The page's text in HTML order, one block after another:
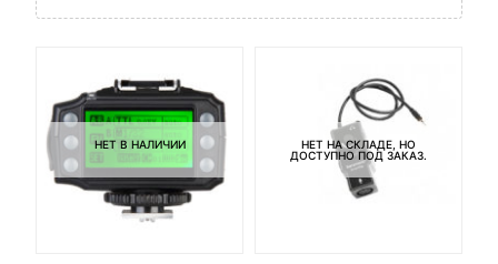
НЕТ В НАЛИЧИИ
НЕТ НА СКЛАДЕ, НО
ДОСТУПНО ПОД ЗАКАЗ.